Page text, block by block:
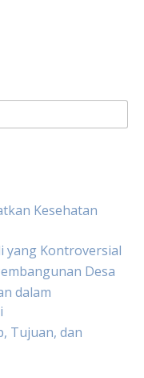
Kesehatan
yang Kontroversial
Desa
dalam
Tujuan, dan